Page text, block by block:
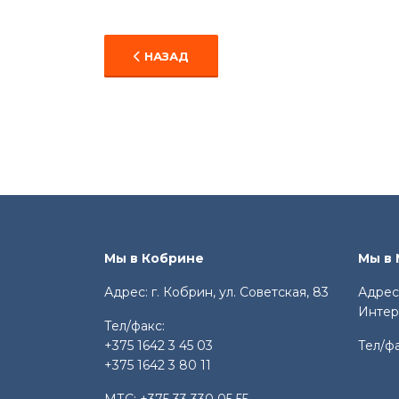
ПРЕДЫДУЩИЙ: В ПЕРИОД С 24 И 27
НАЗАД
Мы в Кобрине
Адрес: г. Кобрин, ул. Советская, 83
Тел/факс:
+375 1642 3 45 03
+375 1642 3 80 11
Мы в
Тел/